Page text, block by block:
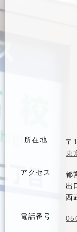
所在地
〒
東
アクセス
都
出
西
電話番号